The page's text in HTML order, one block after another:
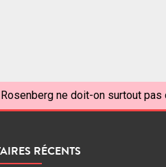
ne doit-on surtout
RÉCENTS